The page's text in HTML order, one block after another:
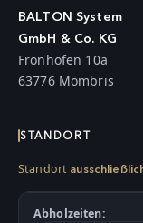
BALTON System
GmbH & Co. KG
Fronhofen 10a
63776 Mömbris
STANDORT
Standort
Abholzeiten: